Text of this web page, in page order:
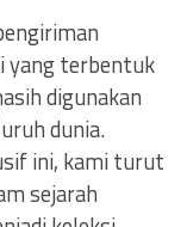
yang terbentuk
digunakan
dunia.
ini, kami turut
sejarah